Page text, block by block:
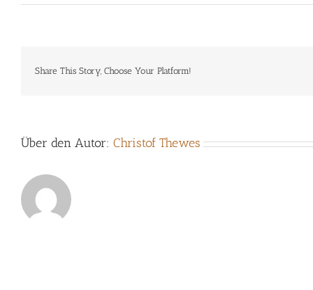
Phase
Share This Story, Choose Your Platform!
Über den Autor: Christof Thewes